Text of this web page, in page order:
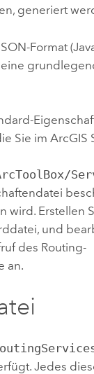
generiert
Format
Sie imArcGIS
wird. Erstellen
und
des Routing-
an.
Jedes